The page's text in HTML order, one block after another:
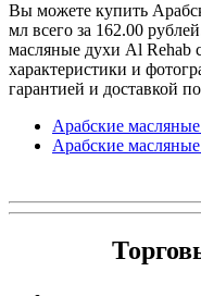
Вы можете купить
мл всего за 162.00
масляные духи Al Rehab
характеристики и
гарантией и доставкой
Арабские
Арабские